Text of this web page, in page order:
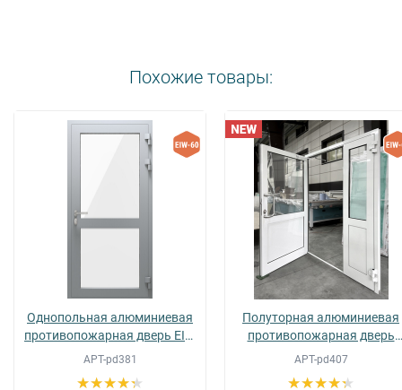
Похожие товары:
Однопольная алюминиевая
противопожарная дверь EIW
60 (02)
АРТ-pd381
Полуторная алюминиевая
противопожарная дверь
EIWS 60 (08)
АРТ-pd407